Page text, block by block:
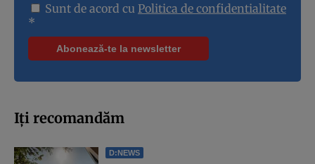
Sunt de acord cu Politica de confidentialitate
*
Iți recomandăm
D:NEWS